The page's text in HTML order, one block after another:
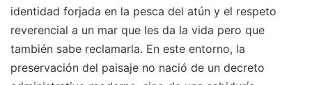
identidad forjada en la pesca del atún y el respeto
reverencial a un mar que les da la vida pero que
también sabe reclamarla. En este entorno, la
preservación del paisaje no nació de un decreto